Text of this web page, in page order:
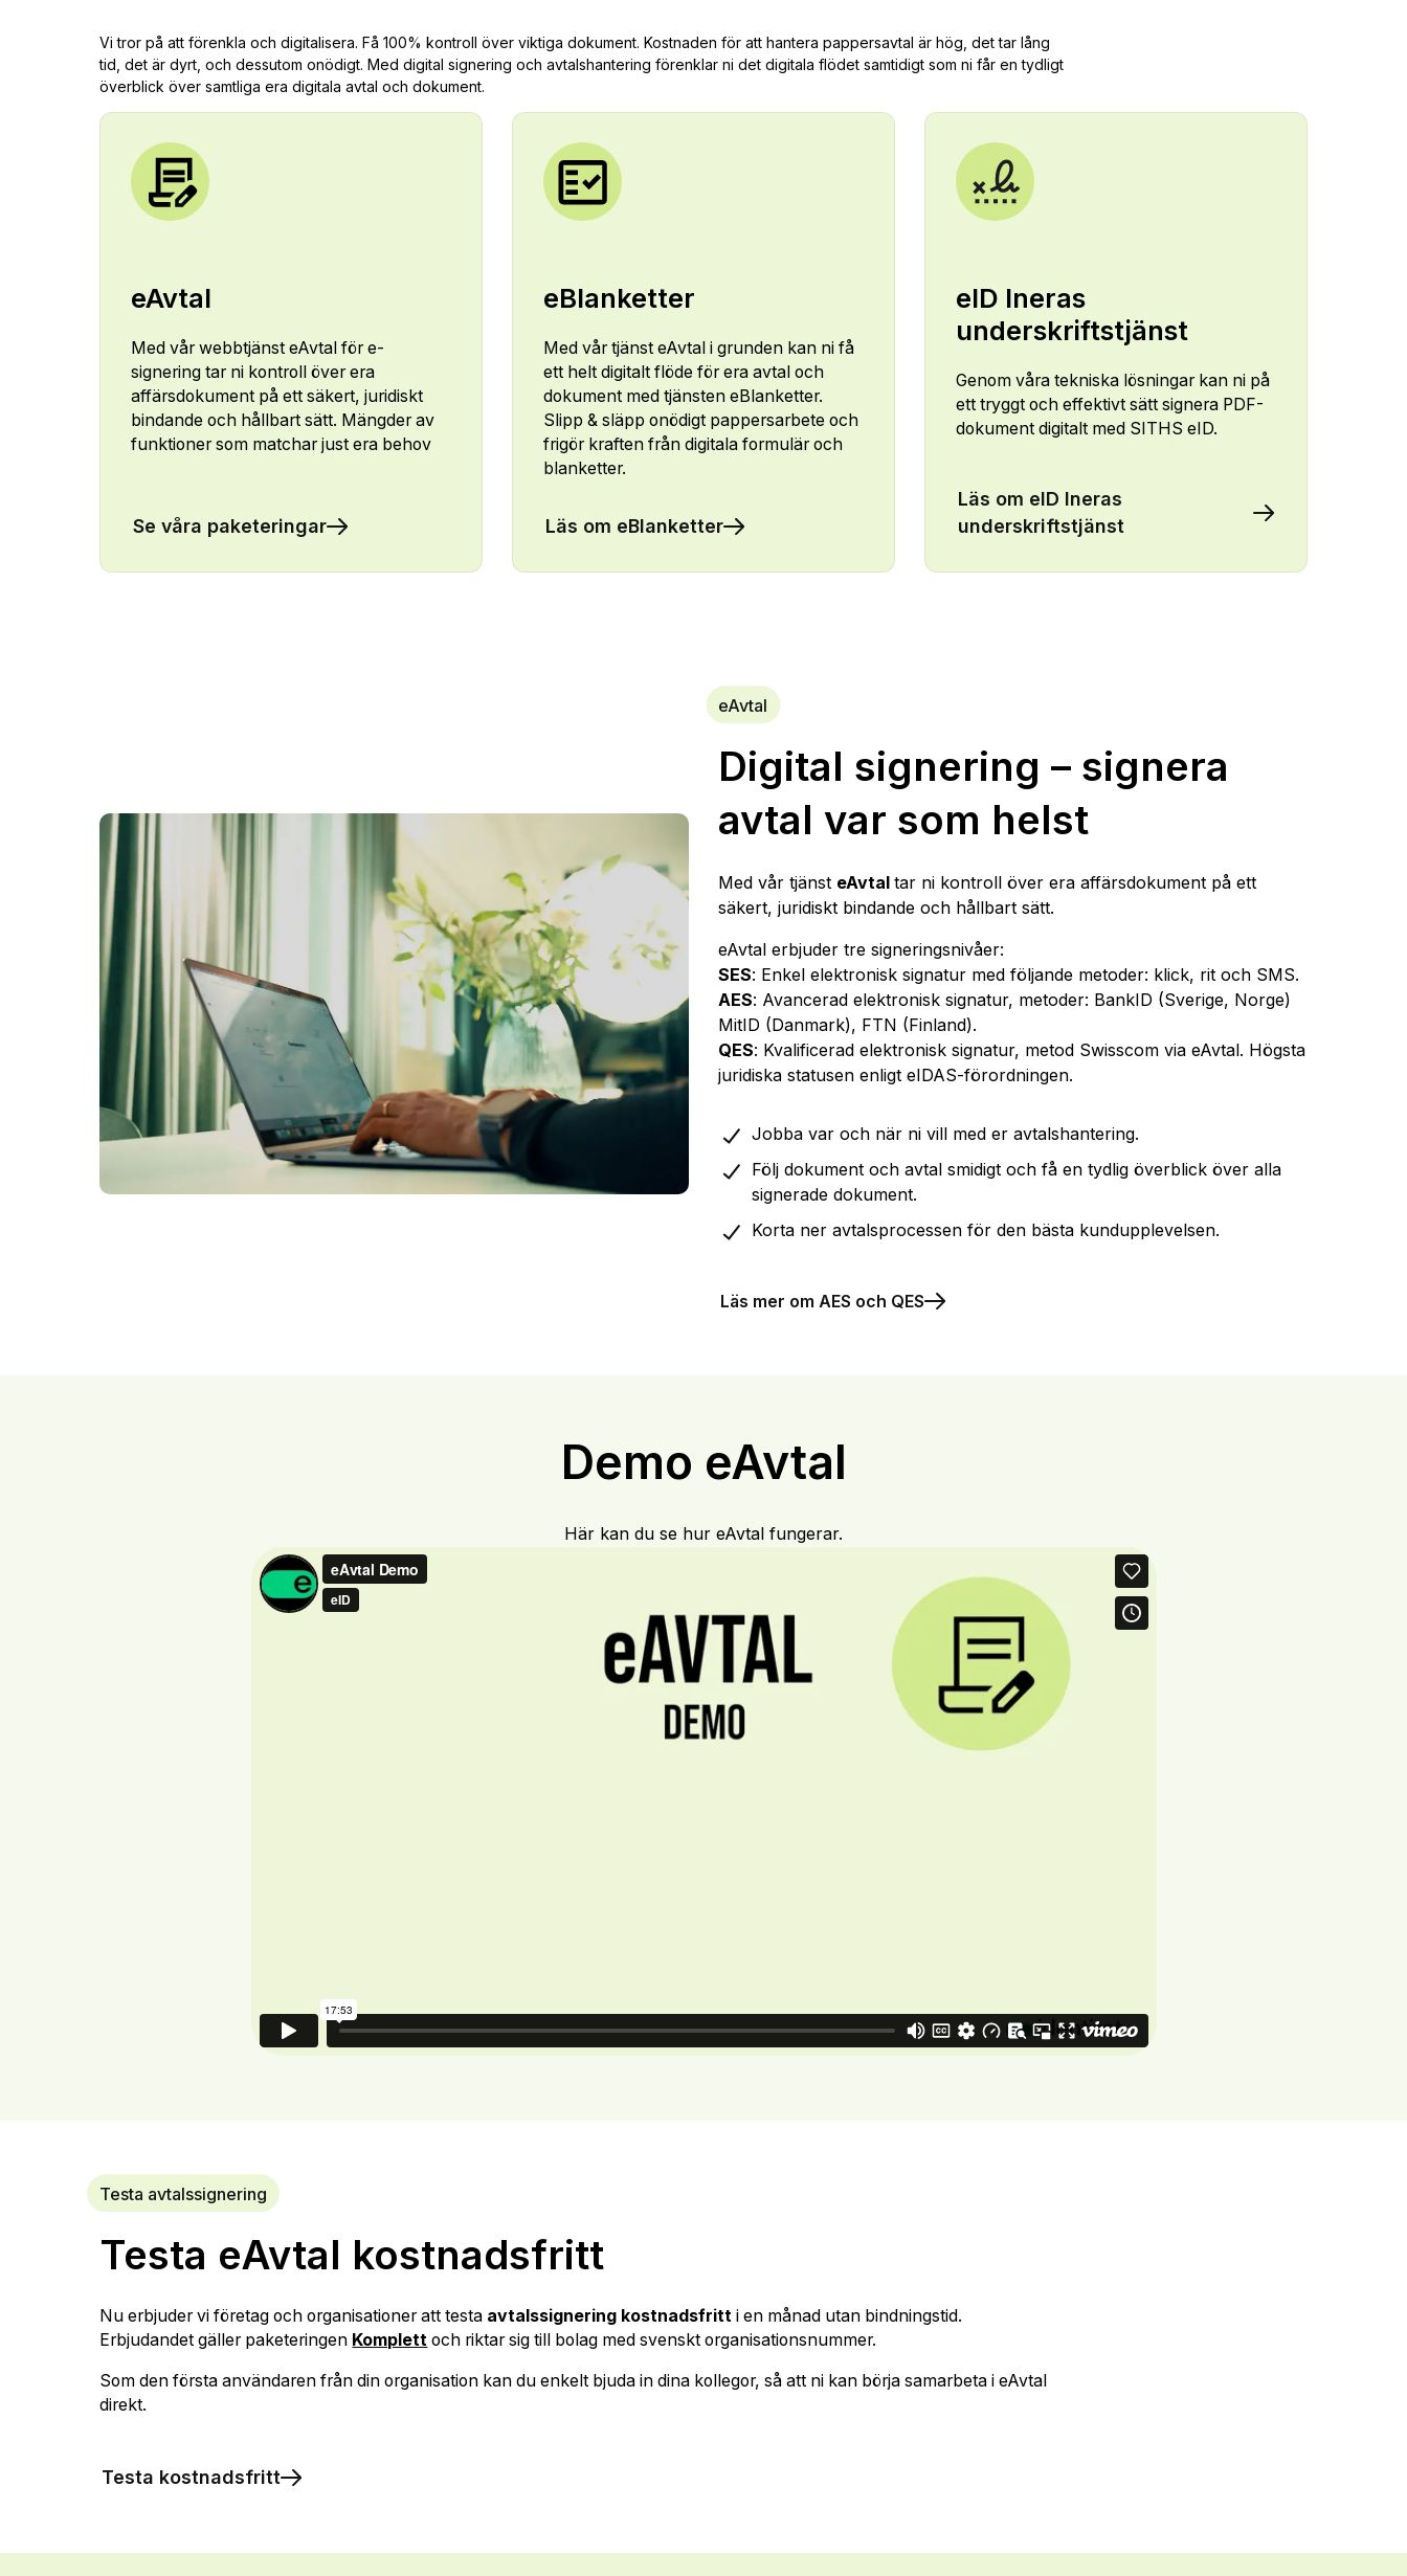
Vi tror på att förenkla och digitalisera. Få 100% kontroll över viktiga dokument. Kostnaden för att hantera pappersavtal är hög, det tar lång
tid, det är dyrt, och dessutom onödigt. Med digital signering och avtalshantering förenklar ni det digitala flödet samtidigt som ni får en tydligt
överblick över samtliga era digitala avtal och dokument.
eAvtal
Med vår webbtjänst eAvtal för e-
signering tar ni kontroll över era
affärsdokument på ett säkert, juridiskt
bindande och hållbart sätt. Mängder av
funktioner som matchar just era behov
Se våra paketeringar
eBlanketter
Med vår tjänst eAvtal i grunden kan ni få
ett helt digitalt flöde för era avtal och
dokument med tjänsten eBlanketter.
Slipp & släpp onödigt pappersarbete och
frigör kraften från digitala formulär och
blanketter.
Läs om eBlanketter
eID Ineras
underskriftstjänst
Genom våra tekniska lösningar kan ni på
ett tryggt och effektivt sätt signera PDF-
dokument digitalt med SITHS eID.
Läs om eID Ineras
underskriftstjänst
eAvtal
Digital signering – signera
avtal var som helst
Med vår tjänst eAvtaltar ni kontroll över era affärsdokument på ett
säkert, juridiskt bindande och hållbart sätt.
eAvtal erbjuder tre signeringsnivåer:
SES: Enkel elektronisk signatur med följande metoder: klick, rit och SMS.
AES: Avancerad elektronisk signatur, metoder: BankID (Sverige, Norge)
MitID (Danmark), FTN (Finland).
QES: Kvalificerad elektronisk signatur, metod Swisscom via eAvtal. Högsta
juridiska statusen enligt eIDAS-förordningen.
Jobba var och när ni vill med er avtalshantering.
Följ dokument och avtal smidigt och få en tydlig överblick över alla
signerade dokument.
Korta ner avtalsprocessen för den bästa kundupplevelsen.
Läs mer om AES och QES
Demo eAvtal
Här kan du se hur eAvtal fungerar.
Testa avtalssignering
Testa eAvtal kostnadsfritt
Nu erbjuder vi företag och organisationer att testa avtalssignering kostnadsfritti en månad utan bindningstid.
Erbjudandet gäller paketeringen Komplett och riktar sig till bolag med svenskt organisationsnummer.
Som den första användaren från din organisation kan du enkelt bjuda in dina kollegor, så att ni kan börja samarbeta i eAvtal
direkt.
Testa kostnadsfritt